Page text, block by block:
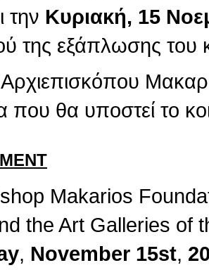
την Κυριακή, 15
της εξάπλωσης του
που θα υποστεί το
Makarios
the Art Galleries of
, November 15st,